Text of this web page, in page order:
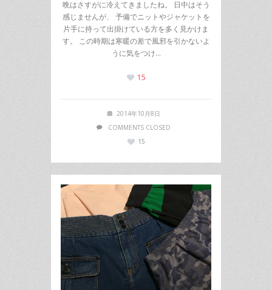
晩はさすがに冷えてきましたね。 日中はそう
感じませんが、 予備でニットやジャケットを
片手に持って出掛けている方を多く見かけま
す。 この時期は寒暖の差で風邪を引かないよ
うに気をつけ…
15
2014年10月8日
COMMENTS CLOSED
15